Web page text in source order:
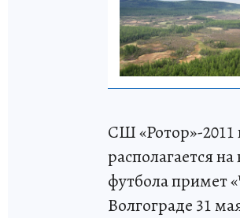
СШ «Ротор»-2011
располагается
футбола примет
Волгограде 31